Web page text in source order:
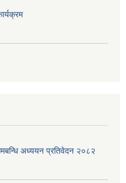
अध्ययन प्रतिवेदन २०८२